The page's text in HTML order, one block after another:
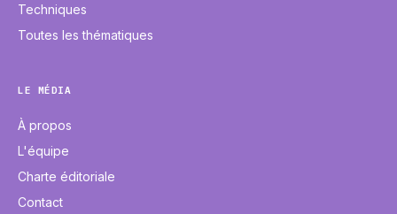
Techniques
Toutes les thématiques
LE MÉDIA
À propos
L'équipe
Charte éditoriale
Contact